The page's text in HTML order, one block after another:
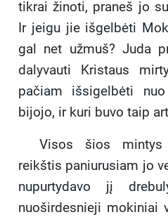
tikrai žinoti, praneš jo
Ir jeigu jie išgelbėti
gal net užmuš? Juda
dalyvauti Kristaus
pačiam išsigelbėti
bijojo, ir kuri buvo taip
Visos šios
reikštis paniurusiam jo
nupurtydavo jį
nuoširdesnieji mokiniai